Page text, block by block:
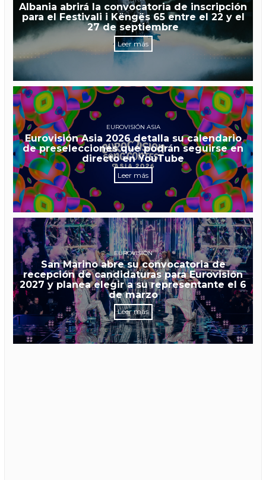
Albania abrirá la convocatoria de inscripción
para el Festivali i Këngës 65 entre el 22 y el
27 de septiembre
Leer más
EUROVISIÓN ASIA
Eurovisión Asia 2026 detalla su calendario
de preselecciones que podrán seguirse en
directo en YouTube
Leer más
EUROVISIÓN
San Marino abre su convocatoria de
recepción de candidaturas para Eurovisión
2027 y planea elegir a su representante el 6
de marzo
Leer más